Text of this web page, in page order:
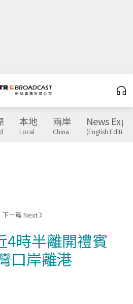
本地
Local
兩岸
China
News
(English Edition)
下一篇 Next 》
4時半離開禮賓
口岸離港